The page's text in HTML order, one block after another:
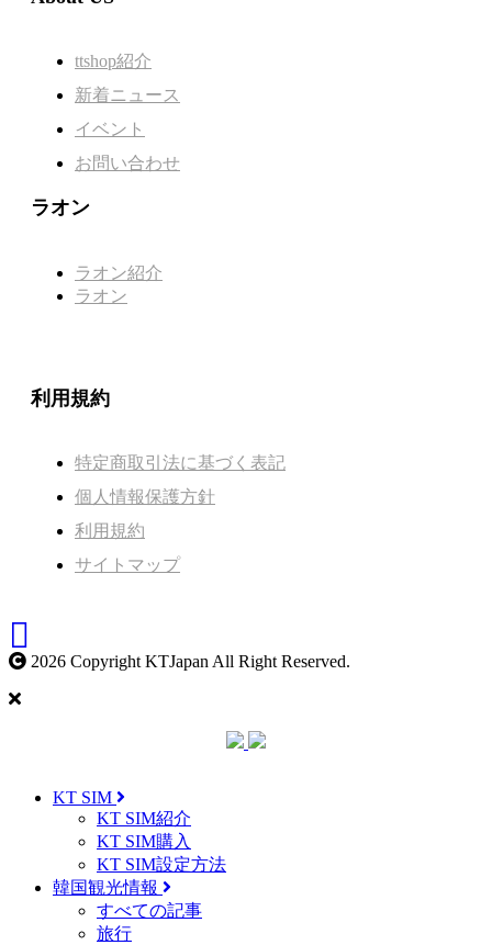
ttshop紹介
新着ニュース
イベント
お問い合わせ
ラオン
ラオン紹介
ラオン
利用規約
特定商取引法に基づく表記
個人情報保護方針
利用規約
サイトマップ
2026 Copyright KTJapan All Right Reserved.
KT SIM
KT SIM紹介
KT SIM購入
KT SIM設定方法
韓国観光情報
すべての記事
旅行